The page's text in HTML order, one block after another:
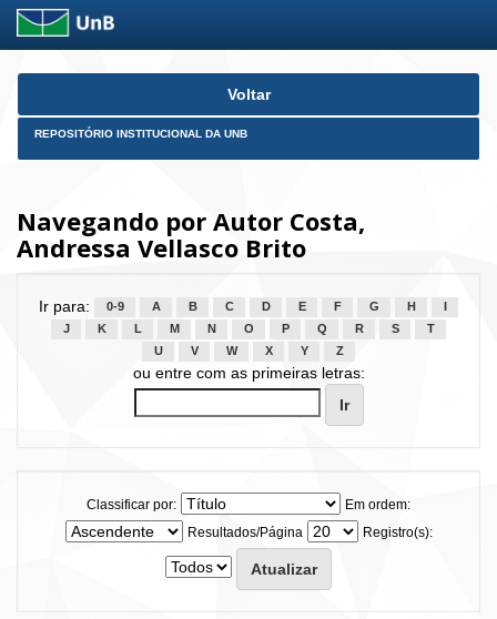
Skip
Voltar
REPOSITÓRIO INSTITUCIONAL DA UNB
Navegando por Autor Costa,
Andressa Vellasco Brito
Ir para: 0-9 A B C D E F G H
J
K L M N O P Q R S
T
U
V W X Y Z
ou entre com as primeiras letras:
Classificar por:
Em ordem:
Resultados/Página
Registro(s):